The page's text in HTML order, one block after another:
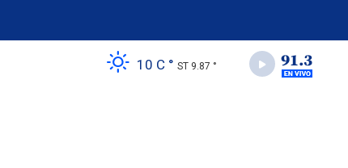
10 C ° ST 9.87 °